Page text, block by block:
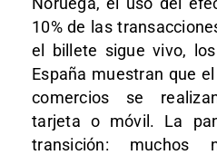
10% de las
el billete sigue vivo,
España muestran que
comercios se
tarjeta o móvil. La
transición: muchos